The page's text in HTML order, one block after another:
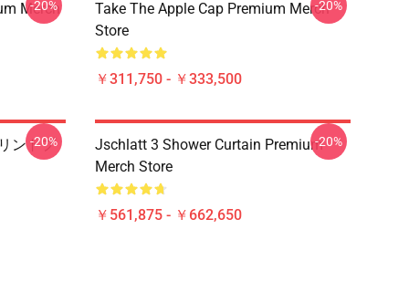
Merch
-20%
Take The Apple Cap Premium Merch
Store
￥311,750 - ￥333,500
-20%
ントプ
-20%
Jschlatt 3 Shower Curtain Premium
Merch Store
￥561,875 - ￥662,650
-20%